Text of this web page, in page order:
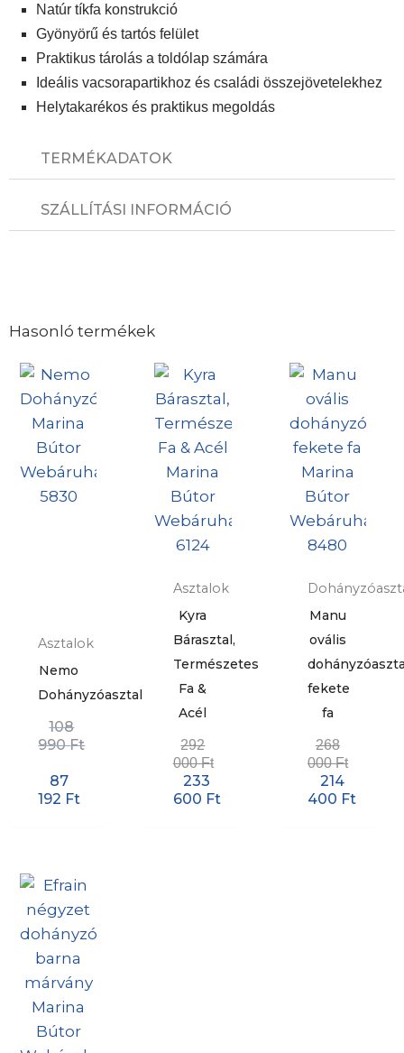
TERMÉKADATOK
SZÁLLÍTÁSI INFORMÁCIÓ
Natúr tíkfa konstrukció
Gyönyörű és tartós felület
Praktikus tárolás a toldólap számára
Ideális vacsorapartikhoz és családi összejövetelekhez
Helytakarékos és praktikus megoldás
Hasonló termékek
Asztalok
Nemo
Dohányzóasztal
price
was:
990 Ft.
108
990Ft
price
is:
108
990 Ft.
87
192 Ft
Asztalok
Kyra
Bárasztal,
Természetes
Fa &
Acél
292
000Ft
233
600 Ft
Manu
ovális
fekete
fa
268
000Ft
214
400 Ft